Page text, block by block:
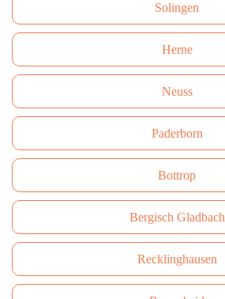
Solingen
Herne
Neuss
Paderborn
Bottrop
Bergisch Gladbach
Recklinghausen